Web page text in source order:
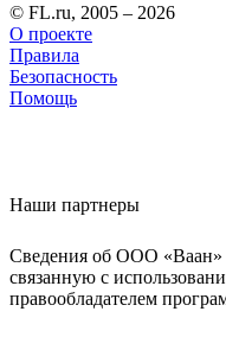
© FL.ru, 2005 – 2026
О проекте
Правила
Безопасность
Помощь
Наши партнеры
Сведения об ООО «Ваан»
связанную с
правообладателем